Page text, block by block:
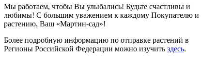
Мы работаем, чтобы Вы улыбались! Будьте счастливы и
любимы! С большим уважением к каждому Покупателю и
растению, Ваш «Мартин-сад»!
Более подробную информацию по отправке растений в
Регионы Российской Федерации можно изучить здесь.